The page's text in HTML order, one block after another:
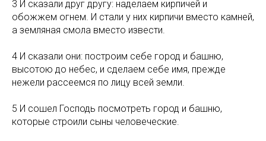
3 И сказали друг другу: наделаем кирпичей и
обожжем огнем. И стали у них кирпичи вместо камней,
а земляная смола вместо извести.
4 И сказали они: построим себе город и башню,
высотою до небес, и сделаем себе имя, прежде
нежели рассеемся по лицу всей земли.
5 И сошел Господь посмотреть город и башню,
которые строили сыны человеческие.